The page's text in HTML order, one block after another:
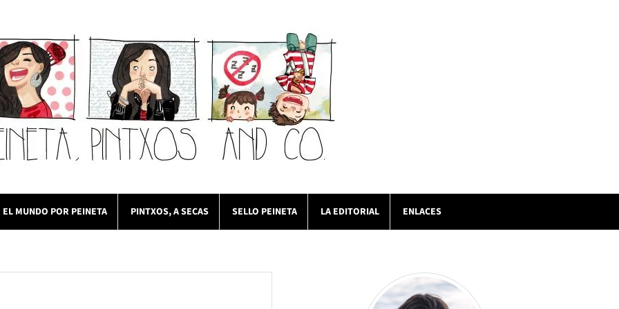
EL MUNDO POR PEINETA PINTXOS, A SECAS SELLO PEINETA LA EDITORIAL ENLACES